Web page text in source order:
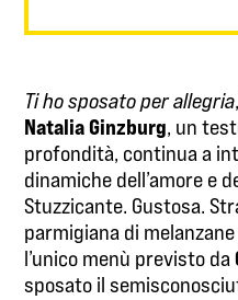
Ti ho sposato per allegria
Natalia Ginzburg, un
profondità, continua a
dinamiche dell’amore e
Stuzzicante. Gustosa.
parmigiana di
l’unico menù previsto da
sposato il